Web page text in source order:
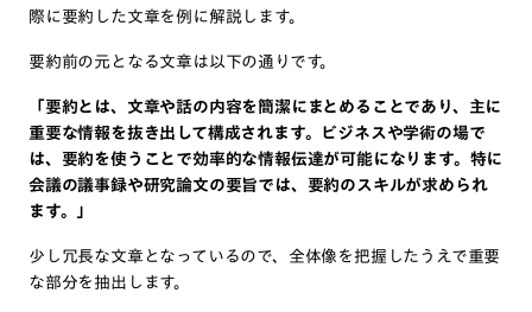
際に要約した文章を例に解説します。
要約前の元となる文章は以下の通りです。
「要約とは、文章や話の内容を簡潔にまとめることであり、主に
重要な情報を抜き出して構成されます。ビジネスや学術の場で
は、要約を使うことで効率的な情報伝達が可能になります。特に
会議の議事録や研究論文の要旨では、要約のスキルが求められ
ます。」
少し冗長な文章となっているので、全体像を把握したうえで重要
な部分を抽出します。